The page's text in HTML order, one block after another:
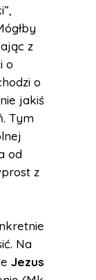
z
o
o
jakiś
Tym
od
z
Na
Jezus